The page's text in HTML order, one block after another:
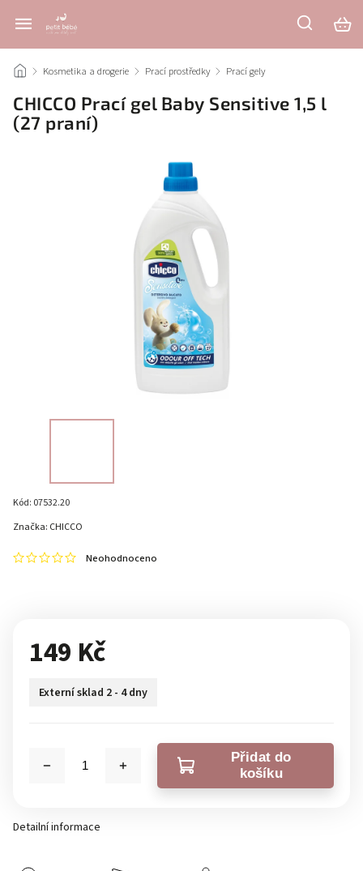
/ Kosmetika a drogerie / Prací prostředky / Prací gely
CHICCO Prací gel Baby Sensitive 1,5 l
(27 praní)
Kód: 07532.20
Neohodnoceno
Značka: CHICCO
149 Kč
Externí sklad 2 - 4 dny
Přidat do
košíku
Detailní informace